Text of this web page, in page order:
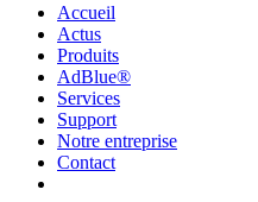
Accueil
Actus
Produits
AdBlue®
Services
Support
Notre entreprise
Contact